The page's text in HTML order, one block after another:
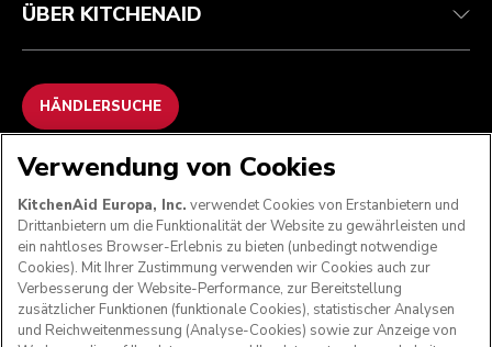
ÜBER KITCHENAID
HÄNDLERSUCHE
WIR AKZEPTIEREN
FOLGEN SIE UNS
Verwendung von Cookies
KitchenAid Europa, Inc. verwendet Cookies von Erstanbietern und
Drittanbietern um die Funktionalität der Website zu gewährleisten und
ein nahtloses Browser-Erlebnis zu bieten (unbedingt notwendige
Cookies). Mit Ihrer Zustimmung verwenden wir Cookies auch zur
Verbesserung der Website-Performance, zur Bereitstellung
zusätzlicher Funktionen (funktionale Cookies), statistischer Analysen
und Reichweitenmessung (Analyse-Cookies) sowie zur Anzeige von